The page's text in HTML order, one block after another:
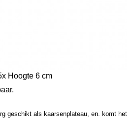
Hoogte 6 cm
geschikt als kaarsenplateau, en. komt het